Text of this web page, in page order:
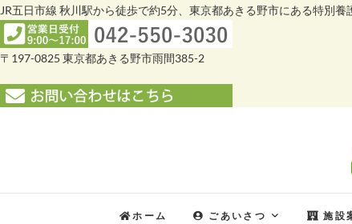
JR五日市線 秋川駅から徒歩で約5分、東京都あきる野市にある特別養
〒197-0825 東京都あきる野市雨間385-2
ホーム ごあいさつ 施設